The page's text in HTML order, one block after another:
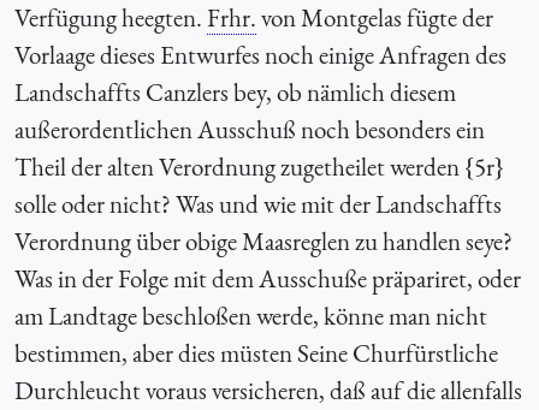
Verfügung heegten.Frhr.von Montgelas fügte der
Vorlaage dieses Entwurfes noch einige Anfragen des
Landschaffts Canzlers bey, ob nämlich diesem
außerordentlichen Ausschuß noch besonders ein
Theil der alten Verordnung zugetheilet werden {5r}
solle oder nicht? Was und wie mit der Landschaffts
Verordnung über obige Maasreglen zu handlen seye?
Was in der Folge mit dem Ausschuße präpariret, oder
am Landtage beschloßen werde, könne man nicht
bestimmen, aber dies müsten Seine Churfürstliche
Durchleucht voraus versicheren, daß auf die allenfalls